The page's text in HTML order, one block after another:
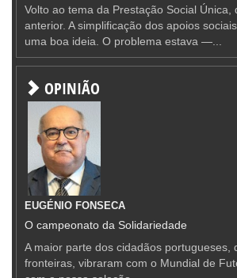
Volto ao tema da Prestação Social Única,
anterior. A simplificação dos apoios
uma boa ideia. O problema estava —...
OPINIÃO
EUGÉNIO FONSECA
O campeonato da Solidariedade
A maior parte dos cidadãos portugueses,
fronteiras, vibraram com o Mundial de